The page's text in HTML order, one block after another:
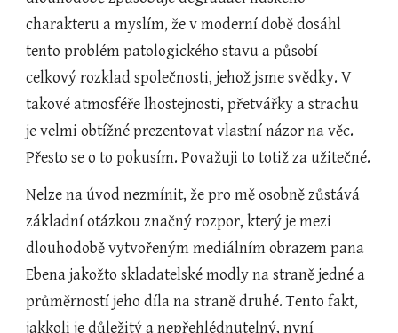
charakteru a myslím, že v moderní době dosáhl
tento problém patologického stavu a působí
celkový rozklad společnosti, jehož jsme svědky. V
takové atmosféře lhostejnosti, přetvářky a strachu
je velmi obtížné prezentovat vlastní názor na věc.
Přesto se o to pokusím. Považuji to totiž za užitečné.
Nelze na úvod nezmínit, že pro mě osobně zůstává
základní otázkou značný rozpor, který je mezi
dlouhodobě vytvořeným mediálním obrazem pana
Ebena jakožto skladatelské modly na straně jedné a
průměrností jeho díla na straně druhé. Tento fakt,
jakkoli je důležitý a nepřehlédnutelný, nyní